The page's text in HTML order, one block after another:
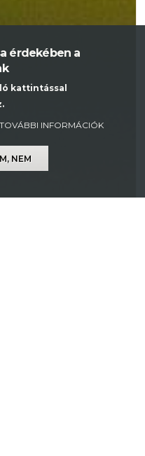
érdekében a
kattintással
TOVÁBBI INFORMÁCIÓK
NEM